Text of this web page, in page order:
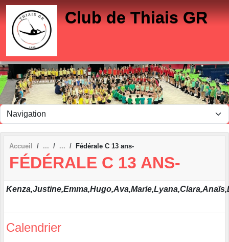
Club de Thiais GR
Accueil Fédérale C 13 ans-
FÉDÉRALE C 13 ANS-
Calendrier
Panneau de gestion des cookies